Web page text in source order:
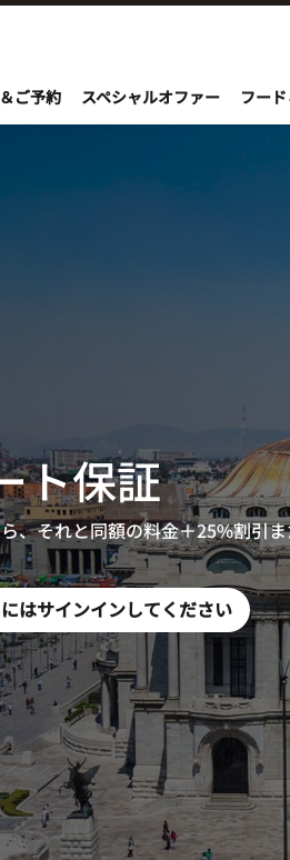
Bonvoy
ご予約 スペシャルオファー フー
ト保証
、それと同額の料金＋25%割引
はサインインしてください